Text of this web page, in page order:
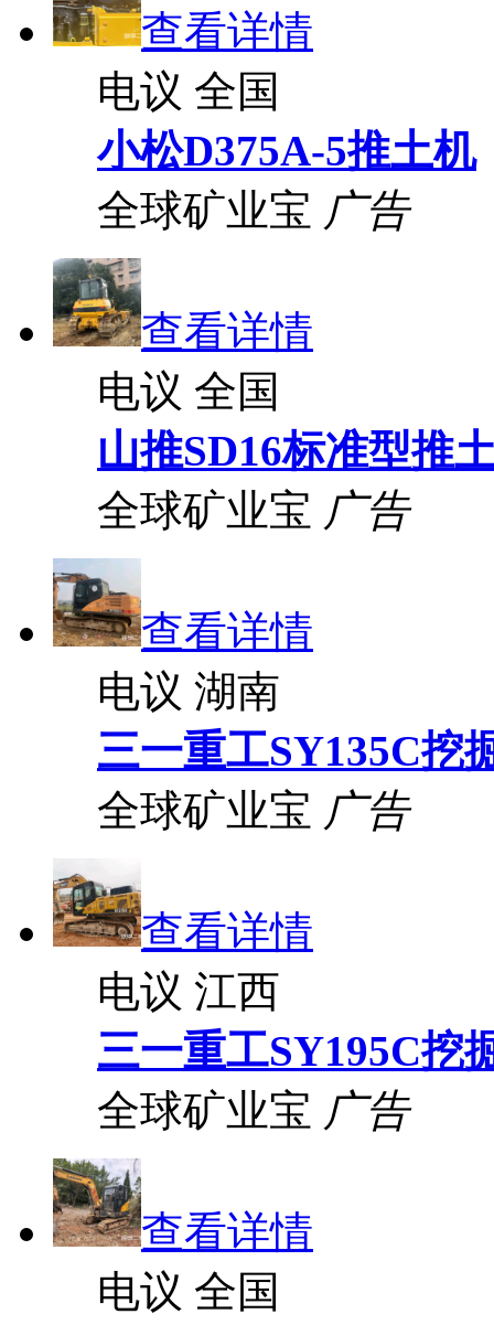
查看详情
电议 全国
小松D375A-5推土机
全球矿业宝 广告
查看详情
电议 全国
山推SD16标准型推
全球矿业宝 广告
查看详情
电议 湖南
三一重工SY135C挖
全球矿业宝 广告
查看详情
电议 江西
三一重工SY195C挖
全球矿业宝 广告
查看详情
电议 全国